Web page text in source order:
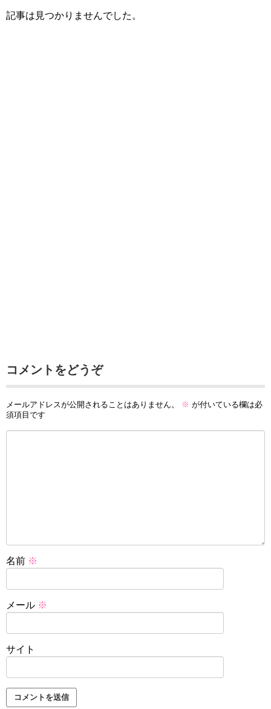
記事は見つかりませんでした。
コメントをどうぞ
メールアドレスが公開されることはありません。 ※ が付いている欄は必
須項目です
名前 ※
メール ※
サイト